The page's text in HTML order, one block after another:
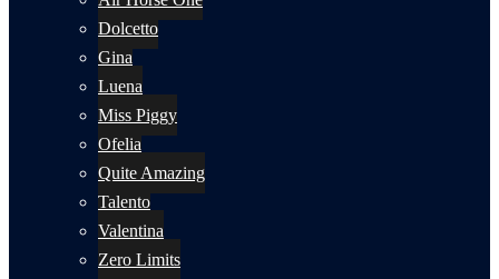
Dolcetto
Gina
Luena
Miss Piggy
Ofelia
Quite Amazing
Talento
Valentina
Zero Limits